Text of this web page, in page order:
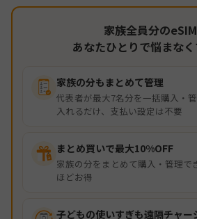
家族全員分のeSIM
あなたひとりで悩まな
家族の分もまとめて管理
代表者が最大7名分を一括購入・
入れるだけ、支払い設定は不要
まとめ買いで最大10%OFF
家族の分をまとめて購入・管理で
ほどお得
子どもの使いすぎも遠隔チャー